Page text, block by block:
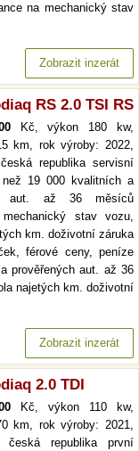
na mechanický stav
Zobrazit inzerát
RS 2.0 TSI RS
Kč, výkon 180 kw,
km, rok výroby: 2022,
republika servisní
19 000 kvalitních a
aut. až 36 měsíců
stav vozu,
km. doživotní záruka
férové ceny, peníze
prověřených aut. až 36
najetých km. doživotní
Zobrazit inzerát
2.0 TDI
Kč, výkon 110 kw,
km, rok výroby: 2021,
česká republika první